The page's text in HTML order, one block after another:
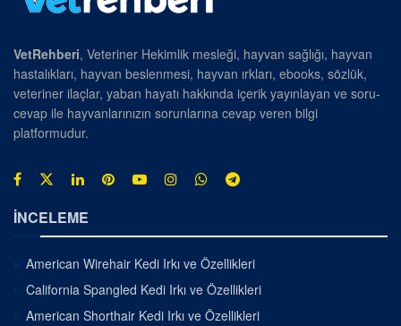
VetRehberi, Veteriner Hekimlik mesleği, hayvan sağlığı, hayvan
hastalıkları, hayvan beslenmesi, hayvan ırkları, ebooks, sözlük,
veteriner ilaçlar, yaban hayatı hakkında içerik yayınlayan ve soru-
cevap ile hayvanlarınızın sorunlarına cevap veren bilgi
platformudur.
İNCELEME
American Wirehair Kedi Irkı ve Özellikleri
California Spangled Kedi Irkı ve Özellikleri
American Shorthair Kedi Irkı ve Özellikleri